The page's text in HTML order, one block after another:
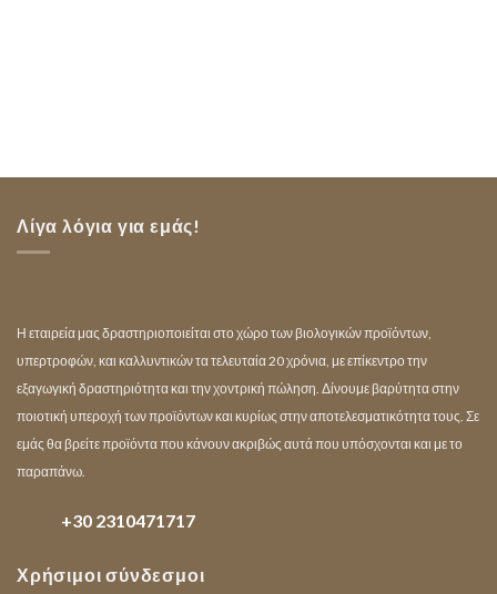
Λίγα λόγια για εμάς!
Η εταιρεία μας δραστηριοποιείται στο χώρο των βιολογικών προϊόντων,
υπερτροφών, και καλλυντικών τα τελευταία 20 χρόνια, με επίκεντρο την
εξαγωγική δραστηριότητα και την χοντρική πώληση. Δίνουμε βαρύτητα στην
ποιοτική υπεροχή των προϊόντων και κυρίως στην αποτελεσματικότητα τους. Σε
εμάς θα βρείτε προϊόντα που κάνουν ακριβώς αυτά που υπόσχονται και με το
παραπάνω.
+30 2310471717
Χρήσιμοι σύνδεσμοι